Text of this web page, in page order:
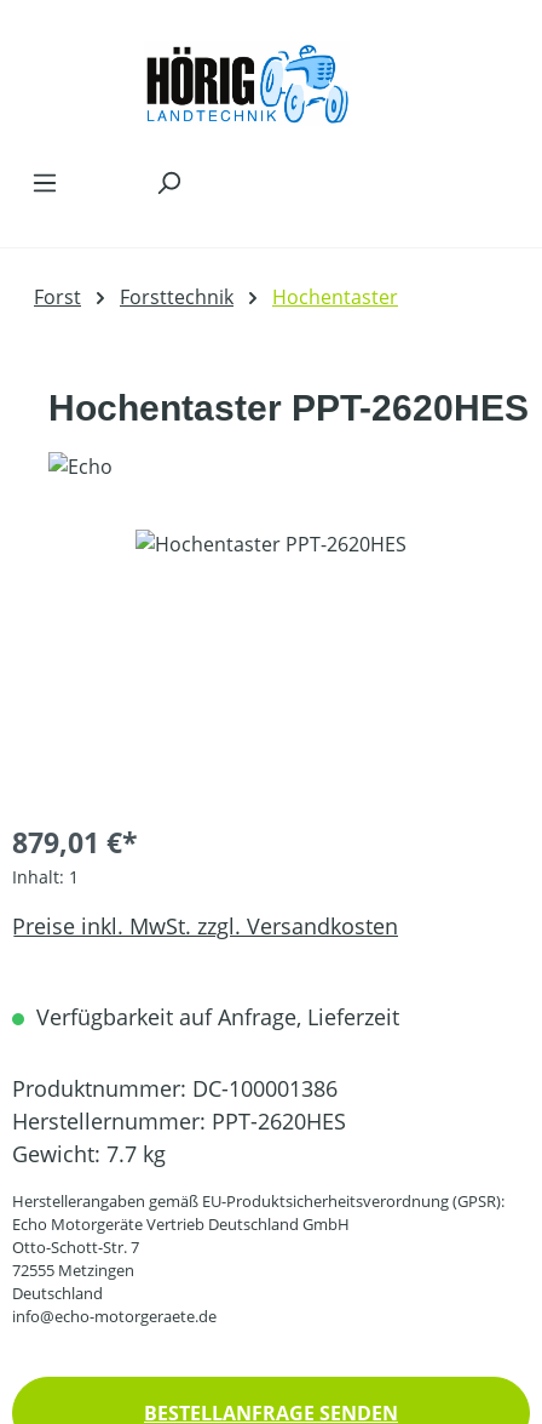
Forst Forsttechnik Hochentaster
Hochentaster PPT-2620HES
Bildergalerie überspringen
879,01 €*
Inhalt: 1
Preise inkl. MwSt. zzgl. Versandkosten
Verfügbarkeit auf Anfrage, Lieferzeit
Produktnummer: DC-100001386
Herstellernummer: PPT-2620HES
Gewicht: 7.7 kg
Herstellerangaben gemäß EU-Produktsicherheitsverordnung (GPSR):
Echo Motorgeräte Vertrieb Deutschland GmbH
Otto-Schott-Str. 7
72555 Metzingen
Deutschland
info@echo-motorgeraete.de
BESTELLANFRAGE SENDEN